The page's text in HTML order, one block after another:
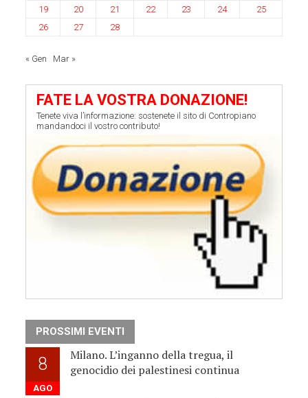
19
20 21 22 23 24
25
26
27 28
« Gen Mar »
FATE LA VOSTRA DONAZIONE!
Tenete viva l’informazione: sostenete il sito di Contropiano
mandandoci il vostro contributo!
PROSSIMI EVENTI
8
AGO
Milano. L’inganno della tregua, il
genocidio dei palestinesi continua